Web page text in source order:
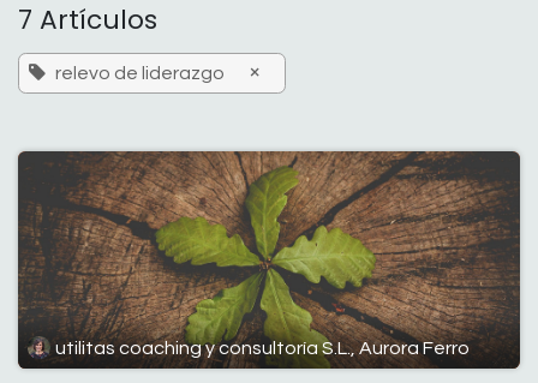
7 Artículos
relevo de liderazgo ×
utilitas coaching y consultoría S.L., Aurora Ferro